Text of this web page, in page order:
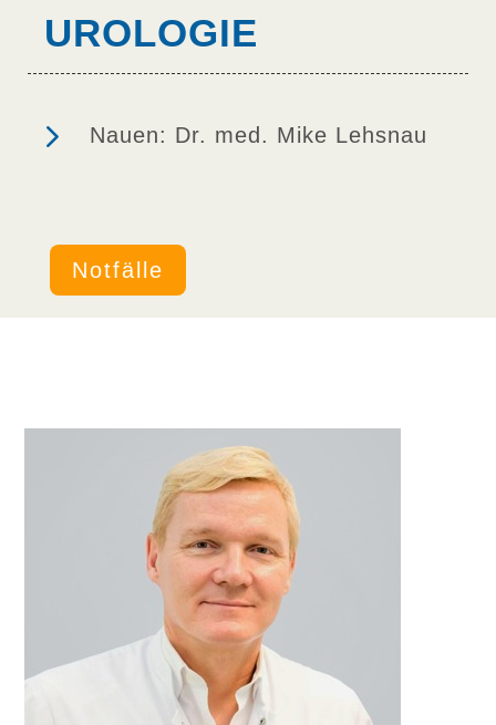
UROLOGIE
5 Nauen: Dr. med. Mike Lehsnau
Notfälle